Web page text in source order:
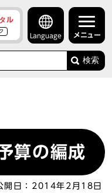
ル
Language メニュー
検索
算の編成
開日： 2014年2月18日